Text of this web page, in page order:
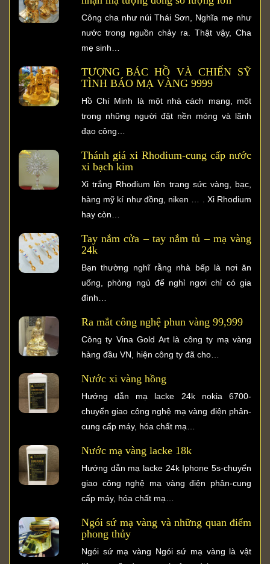
Công cha như núi Thái Sơn, Nghĩa mẹ như
nước trong nguồn chảy ra. Thật vậy, Cha
mẹ sinh…
TƯỢNG BÁC HỒ VÀ CHIẾN SỸ
TÌNH BÁO MẠ VÀNG 9999
Hồ Chí Minh là một nhà cách mạng, một
trong những người đặt nền móng và lãnh
đạo công…
Thánh giá xi Rhodium-cung cấp nước
xi bạch kim
Xi trắng Rhodium lên trang sức vàng, bạc,
hàng mỹ kí như đồng, niken … . Xi Rhodium
hay còn…
Tay nắm cửa – tay nắm tủ – mạ vàng
24k
Bạn thường nghĩ rằng nhà bếp là nơi ăn
uống, phòng ngủ để nghỉ ngơi chỉ có gia
đình…
Ra mắt công nghệ phun vàng 99,999
Công ty Vina Gold Art là công ty mạ vàng
hàng đầu VN, hiện công ty đã cho…
Nước xi vàng hồng
Hướng dẫn mạ lacke 24k nokia 6700-
chuyển giao công nghệ mạ vàng điện phân-
cung cấp máy, hóa chất mạ…
Nước mạ vàng lacke 18k
Hướng dẫn mạ lacke 24k Iphone 5s-chuyển
giao công nghệ mạ vàng điện phân-cung
cấp máy, hóa chất mạ…
Ngói sứ mạ vàng và những quan điểm
phong thủy
Ngói sứ mạ vàng Ngói sứ mạ vàng là vật